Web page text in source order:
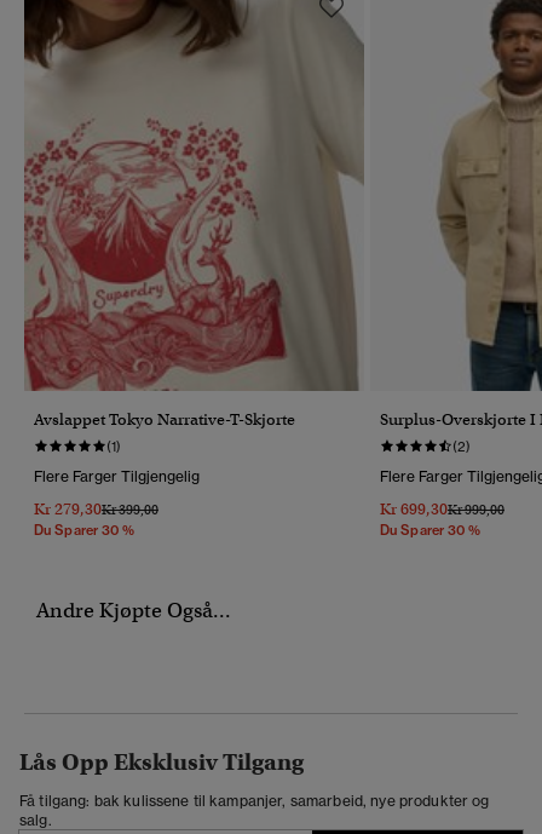
Avslappet Tokyo Narrative-T-Skjorte
(1)
Flere Farger Tilgjengelig
Kr 279,30Pris Nedsatt Fra
Kr 399,00Til
Du Sparer 30 %
Surplus-Overskjorte I
(2)
Flere Farger
Kr 699,30Pris Nedsatt
Kr 999,00Til
Du Sparer 30 %
Andre Kjøpte Også...
Lås Opp Eksklusiv Tilgang
Få tilgang: bak kulissene til kampanjer, samarbeid, nye produkter og
salg.